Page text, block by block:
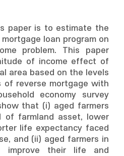
paper is to estimate the
loan program on
problem. This paper
of income effect of
area based on the levels
of reverse mortgage with
economy survey
that (i) aged farmers
of farmland asset, lower
life expectancy faced
and (ii) aged farmers in
improve their life and